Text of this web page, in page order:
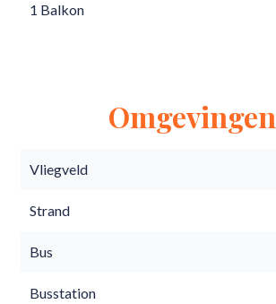
1 Balkon
Omgevingen
Vliegveld
Strand
Bus
Busstation